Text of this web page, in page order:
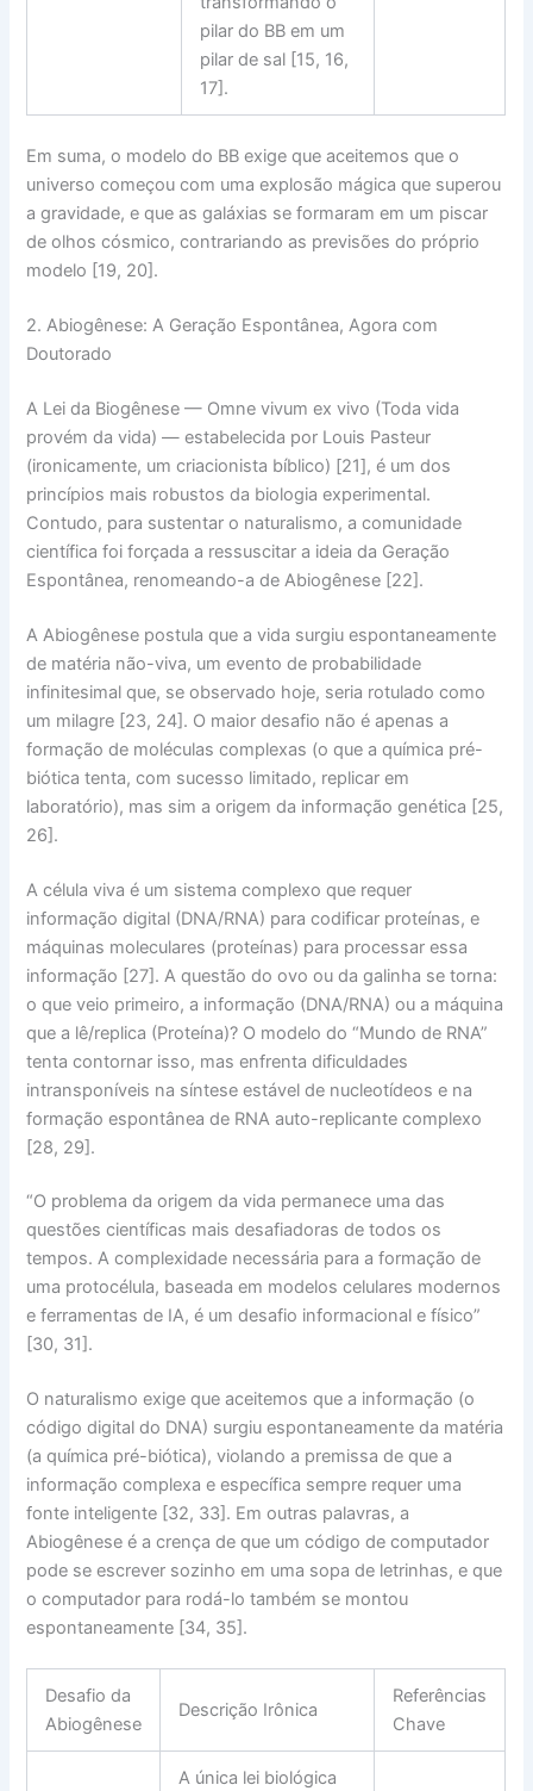
pilar do BB em um
pilar de sal [15, 16,
17].
Em suma, o modelo do BB exige que aceitemos que o
universo começou com umaexplosão mágica que superou
a gravidade, e que as galáxias se formaram em um piscar
de olhos cósmico, contrariando as previsões do próprio
modelo [19, 20].
2. Abiogênese: A Geração Espontânea, Agora com
Doutorado
A Lei da Biogênese — Omne vivum ex vivo (Toda vida
provém da vida) — estabelecida por Louis Pasteur
(ironicamente, um criacionista bíblico) [21], é um dos
princípios mais robustos da biologia experimental.
Contudo, para sustentar o naturalismo, a comunidade
científica foi forçada a ressuscitar a ideia da Geração
Espontânea, renomeando-a deAbiogênese [22].
AAbiogênese postula que a vida surgiu espontaneamente
de matéria não-viva, um evento de probabilidade
infinitesimal que, se observado hoje, seria rotulado como
um milagre [23, 24]. O maior desafio não é apenas a
formação de moléculas complexas (o que a química pré-
biótica tenta, com sucesso limitado, replicar em
laboratório), mas sim aorigem da informação genética [25,
26].
A célula viva é um sistema complexo que requer
informação digital (DNA/RNA) para codificar proteínas, e
máquinas moleculares (proteínas) para processar essa
informação [27]. A questão doovo ou da galinha se torna:
o que veio primeiro, a informação (DNA/RNA) ou a máquina
que a lê/replica (Proteína)? O modelo do “Mundo de RNA”
tenta contornar isso, mas enfrenta dificuldades
intransponíveis na síntese estável de nucleotídeos e na
formação espontânea de RNA auto-replicante complexo
[28, 29].
“O problema da origem da vida permanece uma das
questões científicas mais desafiadoras de todos os
tempos. A complexidade necessária para a formação de
uma protocélula, baseada em modelos celulares modernos
e ferramentas de IA, é um desafio informacional e físico”
[30, 31].
O naturalismo exige que aceitemos que a informação (o
código digital do DNA) surgiu espontaneamente da matéria
(a química pré-biótica), violando a premissa de que a
informação complexa e específica sempre requer uma
fonte inteligente [32, 33]. Em outras palavras, a
Abiogênese é a crença de que umcódigo de computador
pode se escrever sozinho em uma sopa de letrinhas, e que
o computador para rodá-lo também se montou
espontaneamente [34, 35].
Desafio da
Abiogênese
Descrição Irônica
Referências
Chave
A única lei biológica